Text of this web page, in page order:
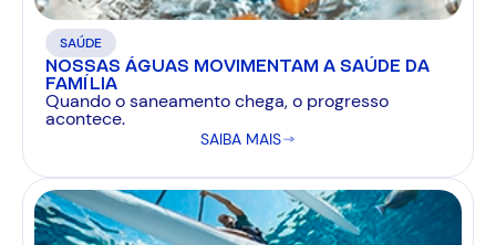
SAÚDE
NOSSAS ÁGUAS MOVIMENTAM A SAÚDE DA
FAMÍLIA
Quando o saneamento chega, o progresso
acontece.
SAIBA MAIS